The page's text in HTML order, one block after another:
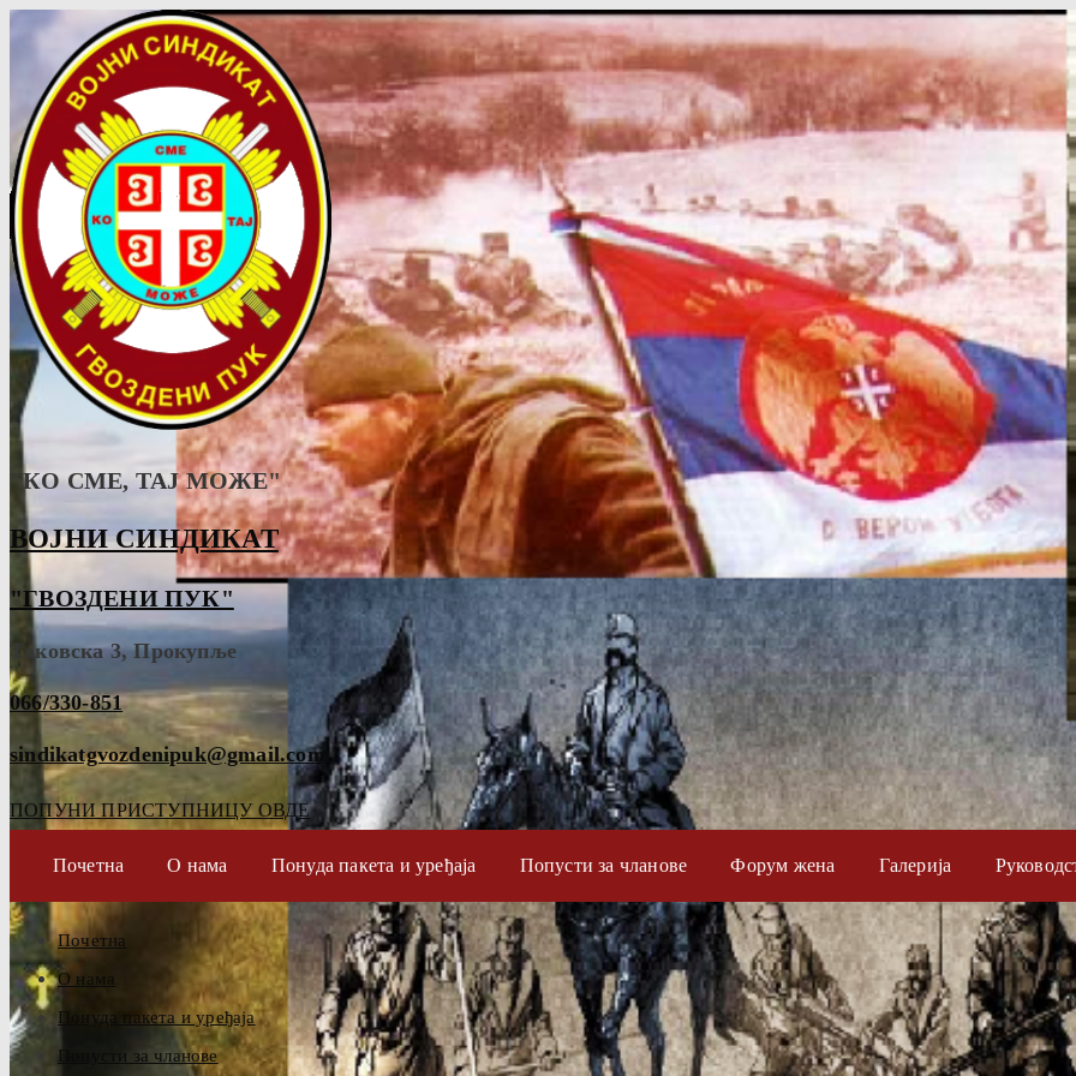
"КО СМЕ, ТАJ МОЖЕ"
ВОЈНИ СИНДИКАТ
"ГВОЗДЕНИ ПУК"
Таковска 3, Прокупље
066/330-851
sindikatgvozdenipuk@gmail.com
ПОПУНИ ПРИСТУПНИЦУ ОВДЕ
Почетна О нама Понуда пакета и уређаја Попусти за чланове Форум жена Галерија
Почетна
О нама
Понуда пакета и уређаја
Попусти за чланове